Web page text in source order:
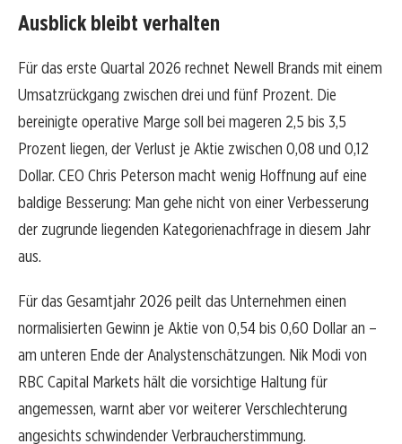
Ausblick bleibt verhalten
Für das erste Quartal 2026 rechnet Newell Brands mit einem
Umsatzrückgang zwischen drei und fünf Prozent. Die
bereinigte operative Marge soll bei mageren 2,5 bis 3,5
Prozent liegen, der Verlust je Aktie zwischen 0,08 und 0,12
Dollar. CEO Chris Peterson macht wenig Hoffnung auf eine
baldige Besserung: Man gehe nicht von einer Verbesserung
der zugrunde liegenden Kategorienachfrage in diesem Jahr
aus.
Für das Gesamtjahr 2026 peilt das Unternehmen einen
normalisierten Gewinn je Aktie von 0,54 bis 0,60 Dollar an –
am unteren Ende der Analystenschätzungen. Nik Modi von
RBC Capital Markets hält die vorsichtige Haltung für
angemessen, warnt aber vor weiterer Verschlechterung
angesichts schwindender Verbraucherstimmung.